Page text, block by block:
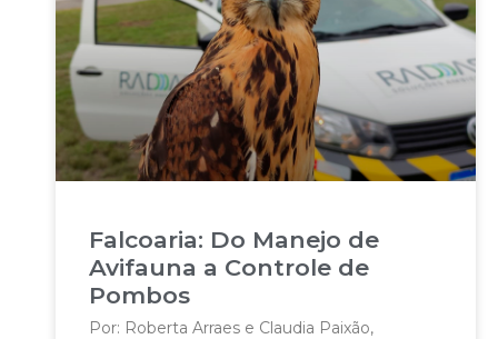
Falcoaria: Do Manejo de
Avifauna a Controle de
Pombos
Por: Roberta Arraes e Claudia Paixão,